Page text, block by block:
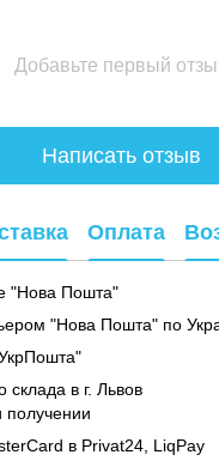
Добавьте первый
Написать отзыв
Оплата
"Нова Пошта"
"Нова Пошта" по
склада в г. Львов
в Рrivat24, LiqPay